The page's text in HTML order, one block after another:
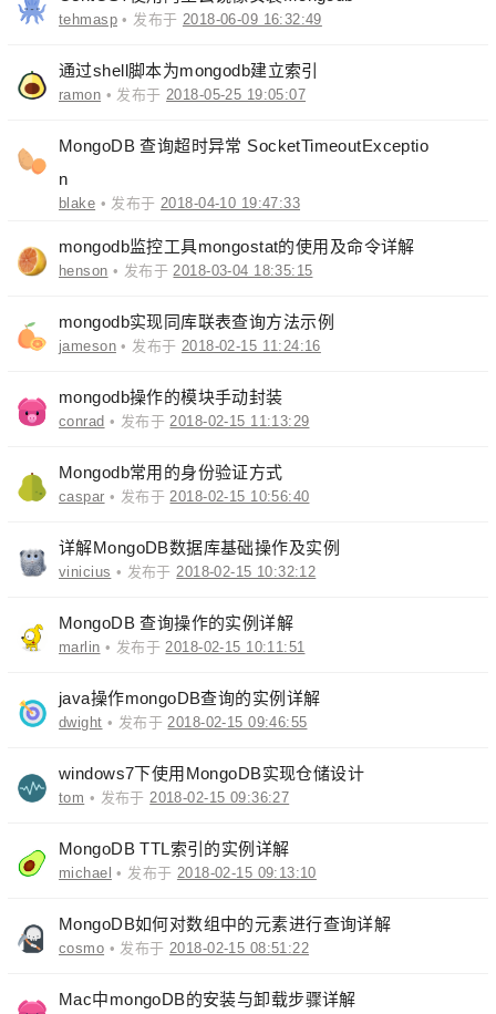
tehmasp • 发布于 2018-06-09 16:32:49
通过shell脚本为mongodb建立索引
ramon • 发布于2018-05-25 19:05:07
MongoDB 查询超时异常 SocketTimeoutExceptio
n
blake • 发布于2018-04-10 19:47:33
mongodb监控工具mongostat的使用及命令详解
henson • 发布于2018-03-04 18:35:15
mongodb实现同库联表查询方法示例
jameson • 发布于 2018-02-15 11:24:16
mongodb操作的模块手动封装
conrad • 发布于2018-02-15 11:13:29
Mongodb常用的身份验证方式
caspar • 发布于2018-02-15 10:56:40
详解MongoDB数据库基础操作及实例
vinicius • 发布于2018-02-15 10:32:12
MongoDB 查询操作的实例详解
marlin • 发布于2018-02-15 10:11:51
java操作mongoDB查询的实例详解
dwight • 发布于2018-02-15 09:46:55
windows7下使用MongoDB实现仓储设计
tom • 发布于2018-02-15 09:36:27
MongoDB TTL索引的实例详解
michael • 发布于 2018-02-15 09:13:10
MongoDB如何对数组中的元素进行查询详解
cosmo • 发布于2018-02-15 08:51:22
Mac中mongoDB的安装与卸载步骤详解